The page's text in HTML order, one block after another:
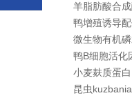
羊脂肪酸合
鸭增殖诱导
微生物有机
鸭B细胞活化
小麦麸质蛋
昆虫